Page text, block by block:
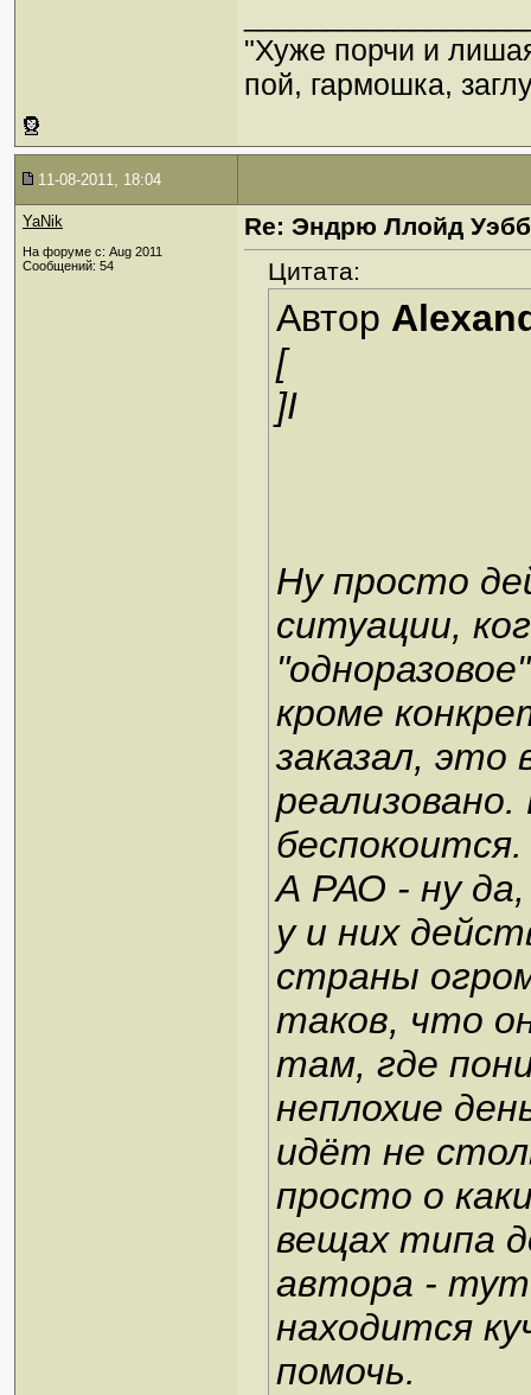
"Хуже порчи и
пой, гармошка,
11-08-2011, 18:04
YaNik
На форуме с: Aug 2011
Сообщений: 54
Re: Эндрю Ллойд
Цитата:
Автор
[
]I
Ну просто
ситуации,
кроме
заказал,
беспокоится.
А РАО - ну
у и них
страны
таков, что
там, где
неплохие
идёт не
просто о
вещах типа
автора - тут
находится
помочь.